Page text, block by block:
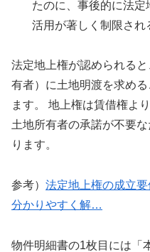
たのに、事後的に法
活用が著しく制限され
法定地上権が認められる
有者）に土地明渡を求め
ます。 地上権は賃借権よ
土地所有者の承諾が不要
ります。
参考） 法定地上権の成立
分かりやすく解…
物件明細書の1枚目には「